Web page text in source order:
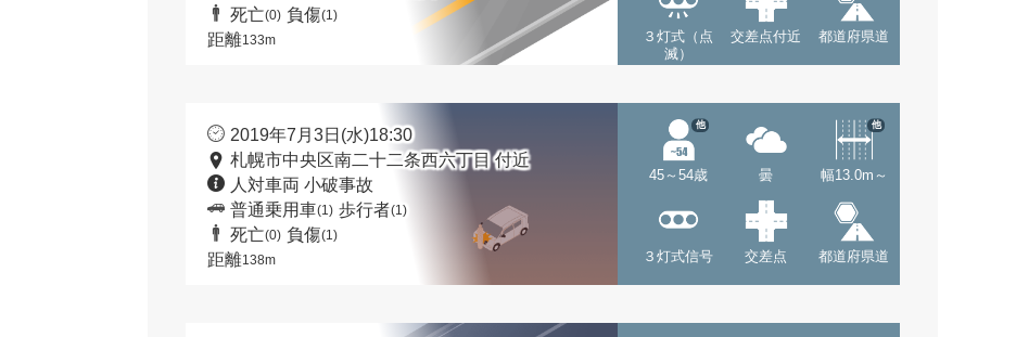
死亡(0) 負傷(1)
距離133m
３灯式（点
滅）
交差点付近 都道府県道
2019年7月3日(水)18:30
札幌市中央区南二十二条西六丁目 付近
人対車両 小破事故
普通乗用車(1) 歩行者(1)
死亡(0) 負傷(1)
距離138m
45～54歳
他
曇 幅13.0m～
他
３灯式信号 交差点 都道府県道